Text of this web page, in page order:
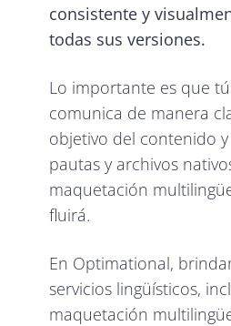
consistente y
todas sus versiones.
Lo importante es que
comunica de manera
objetivo del contenido y
pautas y archivos
maquetación
fluirá.
En Optimational,
servicios lingüísticos,
maquetación